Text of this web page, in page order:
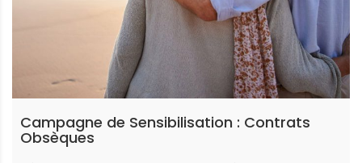
Campagne de Sensibilisation : Contrats
Obsèques